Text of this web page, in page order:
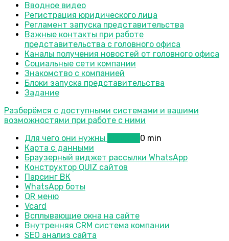
Вводное видео
Регистрация юридического лица
Регламент запуска представительства
Важные контакты при работе
представительства с головного офиса
Каналы получения новостей от головного офиса
Социальные сети компании
Знакомство с компанией
Блоки запуска представительства
Задание
Разберёмся с доступными системами и вашими
возможностями при работе с ними
Для чего они нужны
0 min
Карта с данными
Браузерный виджет рассылки WhatsApp
Конструктор QUIZ сайтов
Парсинг ВК
WhatsApp боты
QR меню
Vcard
Всплывающие окна на сайте
Внутренняя CRM система компании
SEO анализ сайта